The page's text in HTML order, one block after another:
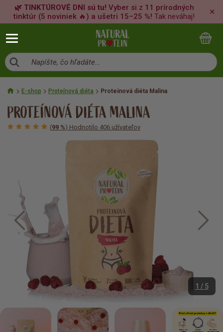
🌿 TINKTÚROVÉ DNI sú tu! Vyber si z 11 prírodných
tinktúr (5 noviniek 🔥) a ušetri 15–25 %! Tak neváhaj!
✕
Napíšte, čo hľadáte…
E-shop Proteínová diéta Proteínová diéta Malina
PROTEÍNOVÁ DIÉTA MALINA
(99 %) Hodnotilo 406 užívateľov
1 / 5